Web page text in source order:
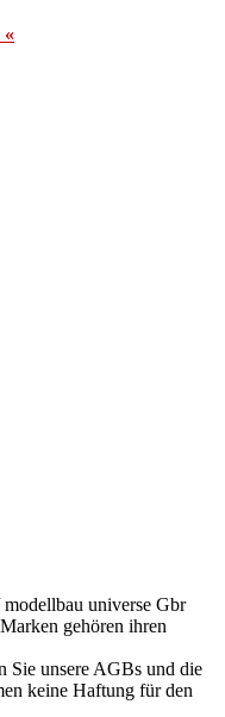
«
universe Gbr
gehören ihren
Sie unsere AGBs und die
keine Haftung für den